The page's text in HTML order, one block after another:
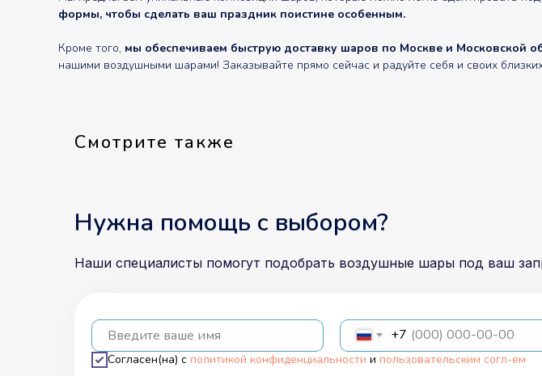
формы, чтобы сделать ваш праздник поистине особенным.
Кроме того, мы обеспечиваем быструю доставку шаров по Москве и Московской
нашими воздушными шарами! Заказывайте прямо сейчас и радуйте себя и своих
Смотрите также
Наши специалисты помогут подобрать воздушные шары под ваш
Введите ваше имя +7
Согласен(на) с политикой конфиденциальности и пользовательским согл-ем
Нужна помощь с выбором?